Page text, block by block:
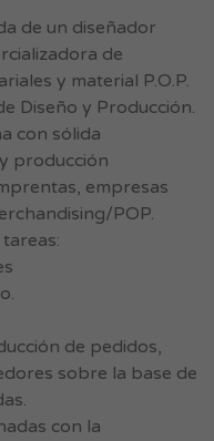
de un diseñador
de
y material P.O.P.
Diseño y Producción.
con sólida
producción
empresas
POP.
de pedidos,
sobre la base de
con la